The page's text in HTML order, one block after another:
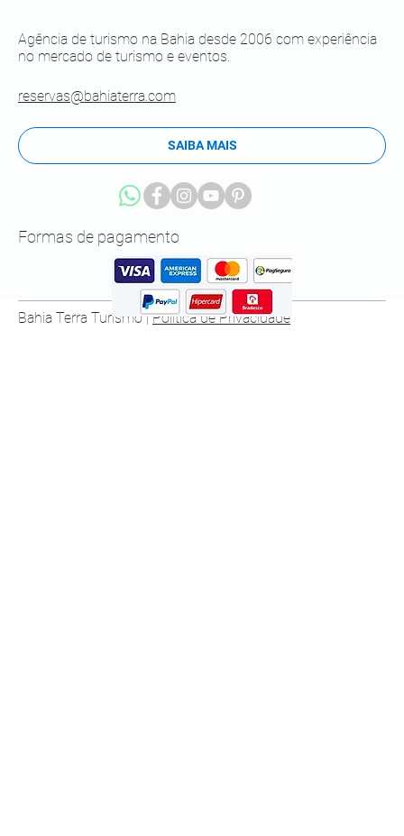
Bahia Terra Turismo |Política de Privacidade
Formas de pagamento
Agência de turismo na Bahia desde 2006 com experiência
no mercado de turismo e eventos.
SAIBA MAIS
reservas@bahiaterra.com